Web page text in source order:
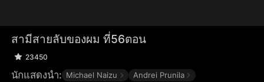
สามีสายลับของผม ที่56ตอน
23450
นักแสดงนำ: Michael Naizu Andrei Prunila